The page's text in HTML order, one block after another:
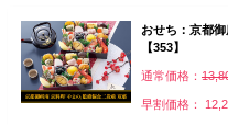
おせち：京都
【353】
通常価格：
早割価格：